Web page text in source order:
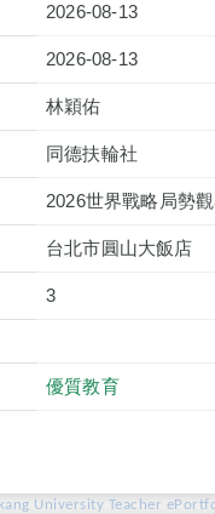
2026-08-13
2026-08-13
林穎佑
同德扶輪社
2026世界戰略局勢
台北市圓山大飯店
3
優質教育
University Teacher